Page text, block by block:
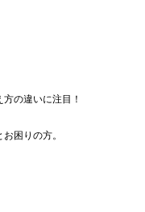
の違いに注目！
困りの方。